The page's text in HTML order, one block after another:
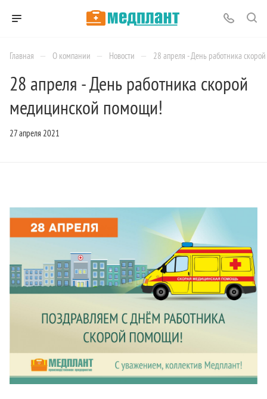
Главная — О компании — Новости — 28 апреля - День работника
28 апреля - День работника скорой
медицинской помощи!
27 апреля 2021